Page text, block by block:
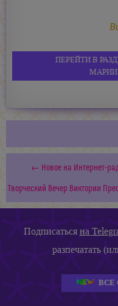
ПЕРЕЙТИ В
МАРИИ
← Новое на Интернет-
Творческий Вечер Виктории
Подписатьсяна
разпечатать
ВСЕ